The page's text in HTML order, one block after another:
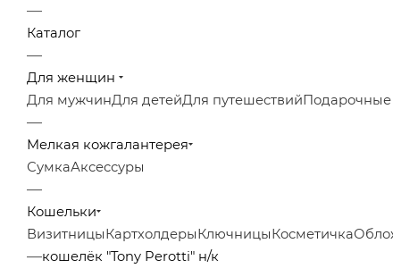
—
Каталог
—
Для женщин
Для мужчинДля детейДля путешествийПодарочные
—
Мелкая кожгалантерея
СумкаАксессуры
—
Кошельки
ВизитницыКартхолдерыКлючницыКосметичка
—кошелёк "Tony Perotti" н/к